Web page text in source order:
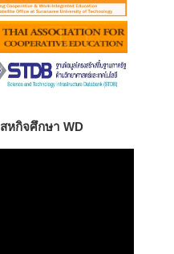
สหกิจศึกษา WD